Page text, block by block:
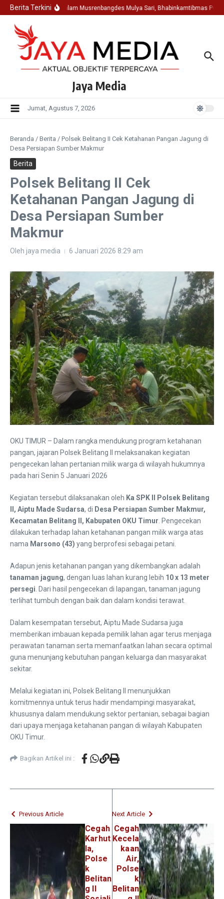
Lewati ke konten
Berita TerkiniHadir Dalam Musrenbangdes Mulya Sari, Bhabinkamtibmas
Jaya Media
Jumat, Agustus 7, 2026
Beranda / Berita / Polsek Belitang II Cek Ketahanan Pangan Jagung di
Desa Persiapan Sumber Makmur
Berita
Polsek Belitang II Cek
Ketahanan Pangan Jagung di
Desa Persiapan Sumber
Makmur
Oleh jaya media 6 Januari 2026 8:29 am
OKU TIMUR – Dalam rangka mendukung program ketahanan
pangan, jajaran Polsek Belitang II melaksanakan kegiatan
pengecekan lahan pertanian milik warga di wilayah hukumnya
pada hari Senin 5 Januari 2026
Kegiatan tersebut dilaksanakan oleh Ka SPK II Polsek Belitang
II, Aiptu Made Sudarsa, di Desa Persiapan Sumber Makmur,
Kecamatan Belitang II, Kabupaten OKU Timur . Pengecekan
dilakukan terhadap lahan ketahanan pangan milik warga atas
nama Marsono (43) yang berprofesi sebagai petani.
Adapun jenis ketahanan pangan yang dikembangkan adalah
tanaman jagung, dengan luas lahan kurang lebih 10 x 13 meter
persegi . Dari hasil pengecekan di lapangan, tanaman jagung
terlihat tumbuh dengan baik dan dalam kondisi terawat.
Dalam kesempatan tersebut, Aiptu Made Sudarsa juga
memberikan imbauan kepada pemilik lahan agar terus menjaga
perawatan tanaman serta memanfaatkan lahan secara optimal
guna menunjang kebutuhan pangan keluarga dan masyarakat
sekitar.
Melalui kegiatan ini, Polsek Belitang II menunjukkan
komitmennya untuk terus hadir mendampingi masyarakat,
khususnya dalam mendukung sektor pertanian, sebagai bagian
dari upaya menjaga ketahanan pangan di wilayah Kabupaten
OKU Timur.
Bagikan Artikel ini :
Previous Article
Cegah
Karhut
la,
Polse
k
Belitan
g II
Next Article
Cegah
Kecela
kaan
Air,
Polse
k
Belitan